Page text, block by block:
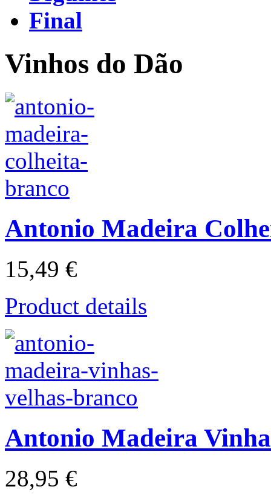
Final
Vinhos do Dão
Antonio Madeira
15,49 €
Product details
Antonio Madeira
28,95 €